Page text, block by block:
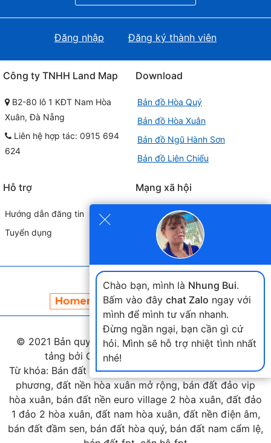
×
Chào bạn, mình là Nhung Bui.
Bấm vào đây chat Zalo ngay với
mình để mình tư vấn nhanh.
Đừng ngần ngại, bạn cần gì cứ
hỏi. Mình sẽ hỗ trợ nhiệt tình nhất
nhé!
Đăng nhập Đăng ký thành viên
Công ty TNHH Land Map
B2-80 lô 1 KĐT Nam Hòa
Xuân, Đà Nẵng
Liên hệ hợp tác: 0915 694
624
Download
Bản đồ Hòa Quý
Bản đồ Hòa Xuân
Bản đồ Ngũ Hành Sơn
Bản đồ Liên Chiểu
Hỗ trợ
Hướng dẫn đăng tin
Tuyển dụng
Mạng xã hội
© 2021 Bản quyền thuộclandmap.vn. Phát triển nền
tảng bởi Công ty Home Land Việt Nam.
Từ khóa: Bán đất hòa xuân, bán đất nam cầu nguyễn tri
phương, đất nền hòa xuân mở rộng, bán đất đảo vip
hòa xuân, bán đất nền euro village 2 hòa xuân, đất đảo
1 đảo 2 hòa xuân, đất nam hòa xuân, đất nền điện âm,
bán đất đầm sen, bán đất hòa quý, bán đất nam cẩm lệ,